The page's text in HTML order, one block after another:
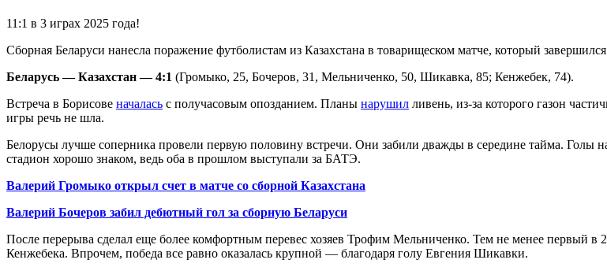
11:1 в 3 играх 2025 года!
Сборная Беларуси нанесла поражение футболистам из Казахстана в товарищеском матче, который
Беларусь — Казахстан — 4:1 (Громыко, 25, Бочеров, 31, Мельниченко, 50, Шикавка, 85; Кенжебек, 74).
Встреча в Борисове началась с получасовым опозданием. Планы нарушил ливень, из-за которого газон
игры речь не шла.
Белорусы лучше соперника провели первую половину встречи. Они забили дважды в середине тайма. Голы
стадион хорошо знаком, ведь оба в прошлом выступали за БАТЭ.
Валерий Громыко открыл счет в матче со сборной Казахстана
Валерий Бочеров забил дебютный гол за сборную Беларуси
После перерыва сделал еще более комфортным перевес хозяев Трофим Мельниченко. Тем не менее первый
Кенжебека. Впрочем, победа все равно оказалась крупной — благодаря голу Евгения Шикавки.